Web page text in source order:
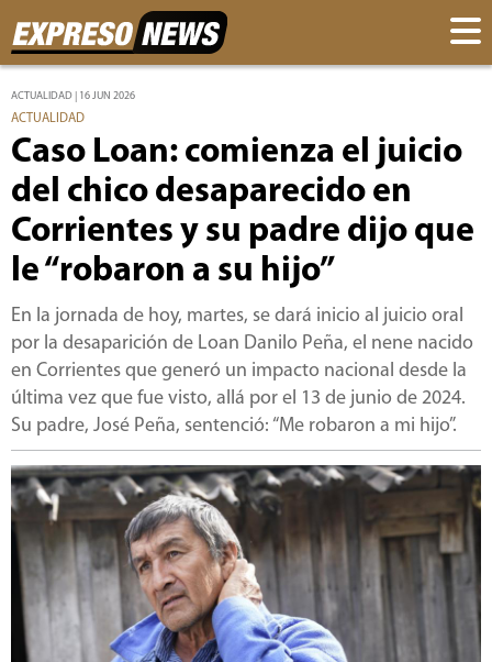
ACTUALIDAD | 16 JUN 2026
ACTUALIDAD
Caso Loan: comienza el juicio
del chico desaparecido en
Corrientes y su padre dijo que
le “robaron a su hijo”
En la jornada de hoy, martes, se dará inicio al juicio oral
por la desaparición de Loan Danilo Peña, el nene nacido
en Corrientes que generó un impacto nacional desde la
última vez que fue visto, allá por el 13 de junio de 2024.
Su padre, José Peña, sentenció: “Me robaron a mi hijo”.